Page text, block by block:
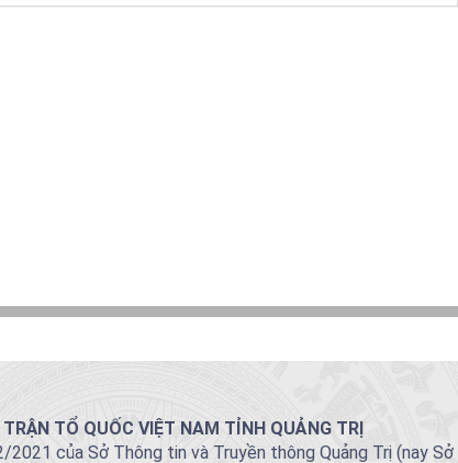
TỔ QUỐC VIỆT NAM TỈNH QUẢNG TRỊ
của Sở Thông tin và Truyền thông Quảng Trị (nay Sở